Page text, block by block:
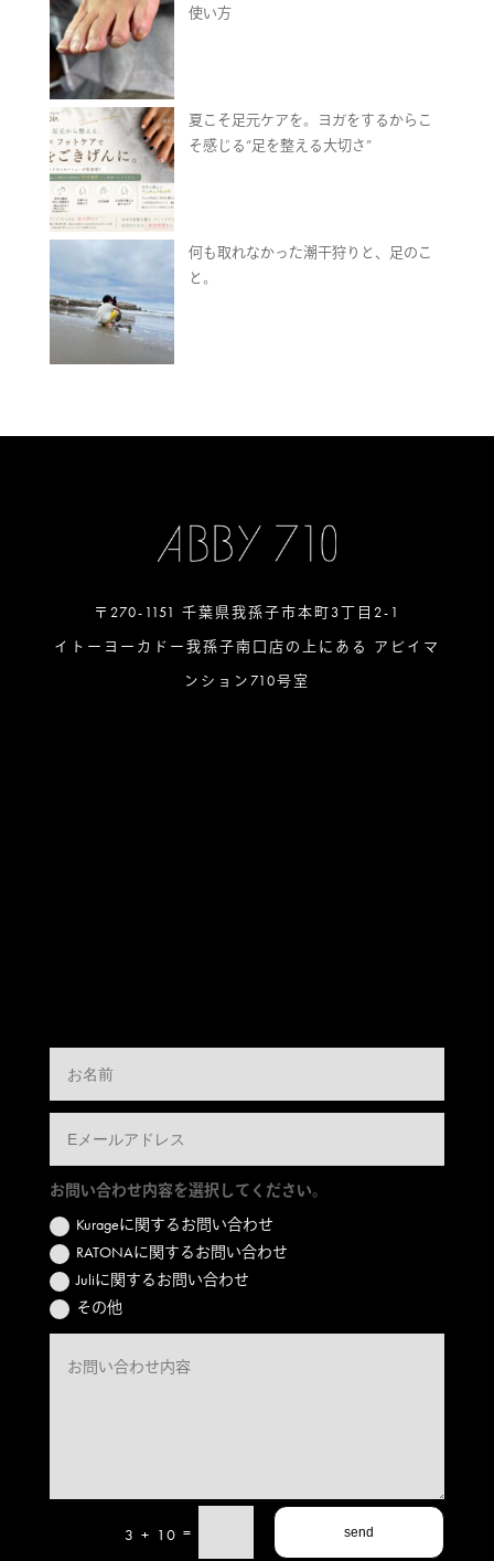
使い方
夏こそ足元ケアを。ヨガをするからこ
そ感じる“足を整える大切さ”
何も取れなかった潮干狩りと、足のこ
と。
〒270-1151 千葉県我孫子市本町3丁目2-1
イトーヨーカドー我孫子南口店の上にある アビイマ
ンション710号室
お問い合わせ内容を選択してください。
Kurageに関するお問い合わせ
RATONAに関するお問い合わせ
Juliに関するお問い合わせ
その他
3 + 10 = send